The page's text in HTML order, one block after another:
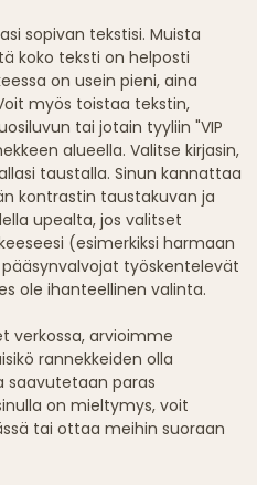
sopivan tekstisi. Muista
koko teksti on helposti
on usein pieni, aina
myös toistaa tekstin,
tai jotain tyyliin "VIP
alueella. Valitse kirjasin,
taustalla. Sinun kannattaa
kontrastin taustakuvan ja
upealta, jos valitset
(esimerkiksi harmaan
työskentelevät
ole ihanteellinen valinta.
verkossa, arvioimme
rannekkeiden olla
saavutetaan paras
on mieltymys, voit
tai ottaa meihin suoraan